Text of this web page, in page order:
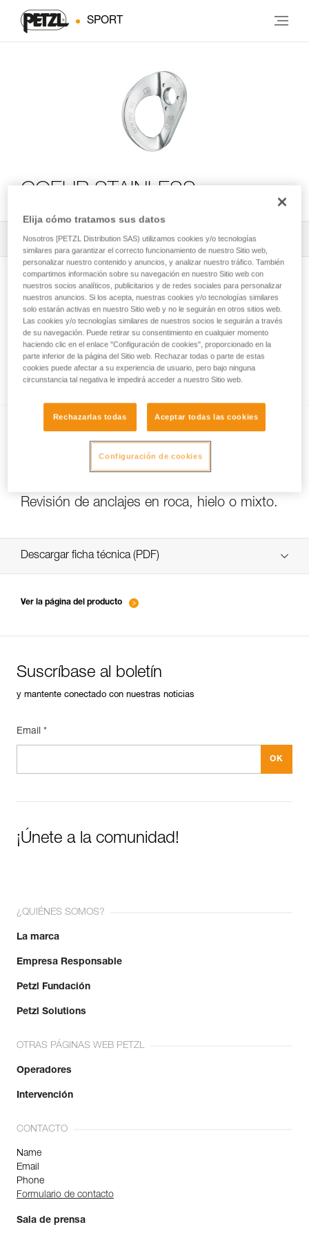
SPORT
COEUR STAINLESS
Todos los contenidos técnicos 2 Filtrar
Slackline con los anclajes COEUR PULSE y
COEUR BOLT
Revisión de anclajes en roca, hielo o mixto.
Descargar ficha técnica (PDF)
Ver la página del producto
Suscríbase al boletín
y mantente conectado con nuestras noticias
Email *
¡Únete a la comunidad!
¿QUIÉNES SOMOS?
La marca
Empresa Responsable
Petzl Fundación
Petzl Solutions
OTRAS PÁGINAS WEB PETZL
Operadores
Intervención
CONTACTO
Name
Email
Phone
Formulario de contacto
Sala de prensa
Elija cómo tratamos sus datos
Nosotros [PETZL Distribution SAS) utilizamos cookies y/o tecnologías
similares para garantizar el correcto funcionamiento de nuestro Sitio web,
personalizar nuestro contenido y anuncios, y analizar nuestro tráfico. También
compartimos información sobre su navegación en nuestro Sitio web con
nuestros socios analíticos, publicitarios y de redes sociales para personalizar
nuestros anuncios. Si los acepta, nuestras cookies y/o tecnologías similares
solo estarán activas en nuestro Sitio web y no le seguirán en otros sitios web.
Las cookies y/o tecnologías similares de nuestros socios le seguirán a través
de su navegación. Puede retirar su consentimiento en cualquier momento
haciendo clic en el enlace "Configuración de cookies", proporcionado en la
parte inferior de la página del Sitio web. Rechazar todas o parte de estas
cookies puede afectar a su experiencia de usuario, pero bajo ninguna
circunstancia tal negativa le impedirá acceder a nuestro Sitio web.
Rechazarlas todas Aceptar todas las cookies
Configuración de cookies